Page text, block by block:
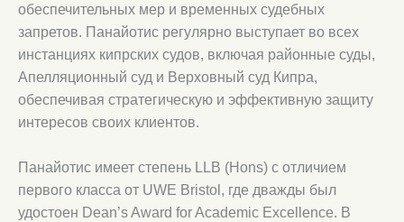
обеспечительных мер и временных судебных
запретов. Панайотис регулярно выступает во всех
инстанциях кипрских судов, включая районные суды,
Апелляционный суд и Верховный суд Кипра,
обеспечивая стратегическую и эффективную защиту
интересов своих клиентов.
Панайотис имеет степень LLB (Hons) с отличием
первого класса от UWE Bristol, где дважды был
удостоен Dean’s Award for Academic Excellence. В